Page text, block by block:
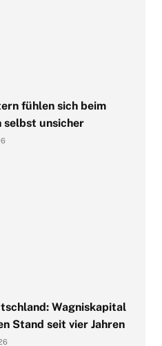
fühlen sich beim
selbst unsicher
Wagniskapital
Stand seit vier Jahren